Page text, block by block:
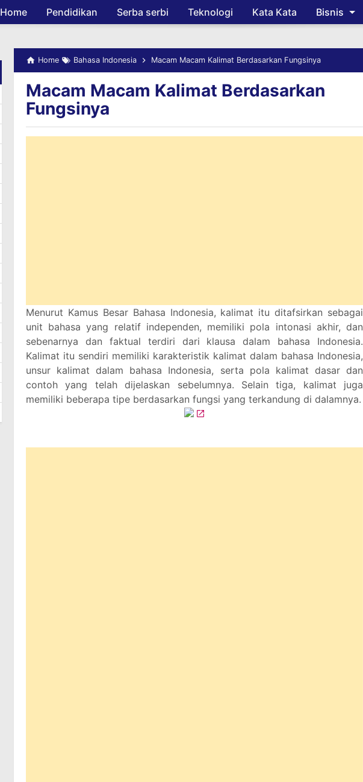
Skip to main content
Home Pendidikan Serba serbi Teknologi Kata Kata Bisnis
Home Bahasa Indonesia Macam Macam Kalimat Berdasarkan Fungsinya
Macam Macam Kalimat Berdasarkan
Fungsinya
Menurut Kamus Besar Bahasa Indonesia, kalimat itu ditafsirkan sebagai
unit bahasa yang relatif independen, memiliki pola intonasi akhir, dan
sebenarnya dan faktual terdiri dari klausa dalam bahasa Indonesia.
Kalimat itu sendiri memiliki karakteristik kalimat dalam bahasa Indonesia,
unsur kalimat dalam bahasa Indonesia, serta pola kalimat dasar dan
contoh yang telah dijelaskan sebelumnya. Selain tiga, kalimat juga
memiliki beberapa tipe berdasarkan fungsi yang terkandung di dalamnya.